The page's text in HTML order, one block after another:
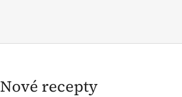
Nové recepty